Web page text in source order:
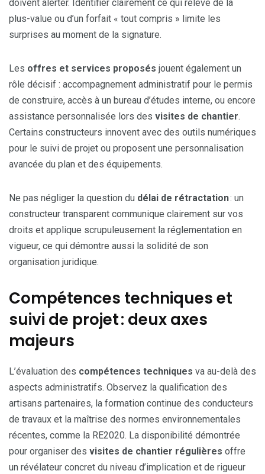
doivent alerter. Identifier clairement ce qui relève de la
plus-value ou d’un forfait « tout compris » limite les
surprises au moment de la signature.
Les offres et services proposés jouent également un
rôle décisif : accompagnement administratif pour le permis
de construire, accès à un bureau d’études interne, ou encore
assistance personnalisée lors des visites de chantier.
Certains constructeurs innovent avec des outils numériques
pour le suivi de projet ou proposent une personnalisation
avancée du plan et des équipements.
Ne pas négliger la question du délai de rétractation: un
constructeur transparent communique clairement sur vos
droits et applique scrupuleusement la réglementation en
vigueur, ce qui démontre aussi la solidité de son
organisation juridique.
Compétences techniques et
suivi de projet : deux axes
majeurs
L’évaluation des compétences techniques va au-delà des
aspects administratifs. Observez la qualification des
artisans partenaires, la formation continue des conducteurs
de travaux et la maîtrise des normes environnementales
récentes, comme la RE2020. La disponibilité démontrée
pour organiser des visites de chantier régulières offre
un révélateur concret du niveau d’implication et de rigueur